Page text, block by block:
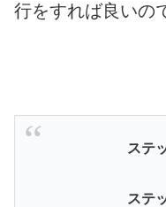
行をすれば良いの
ステ
ステ